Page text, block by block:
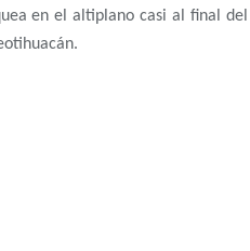
en el altiplano casi al final del l